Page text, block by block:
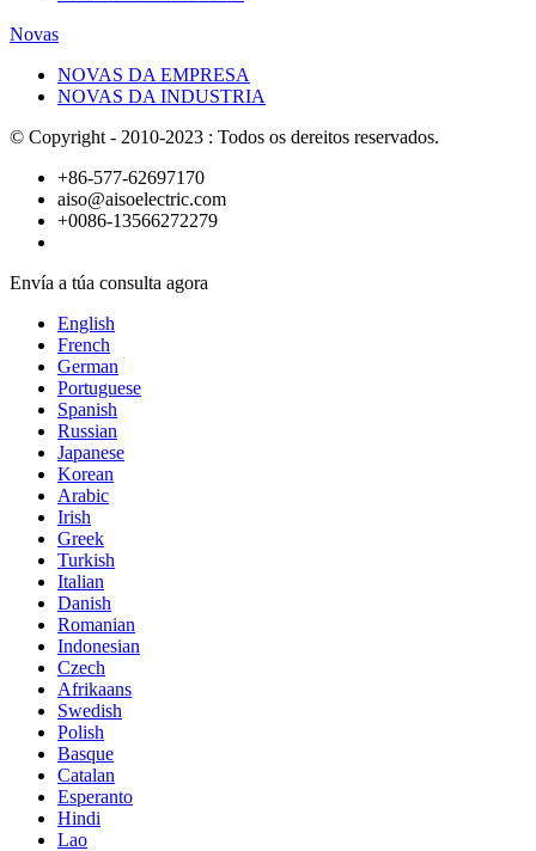
Novas
NOVAS DA EMPRESA
NOVAS DA INDUSTRIA
© Copyright - 2010-2023 : Todos os dereitos reservados.
+86-577-62697170
aiso@aisoelectric.com
+0086-13566272279
Envía a túa consulta agora
English
French
German
Portuguese
Spanish
Russian
Japanese
Korean
Arabic
Irish
Greek
Turkish
Italian
Danish
Romanian
Indonesian
Czech
Afrikaans
Swedish
Polish
Basque
Catalan
Esperanto
Hindi
Lao